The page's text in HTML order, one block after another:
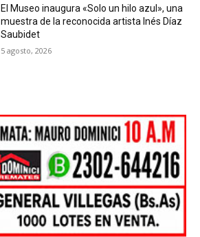
El Museo inaugura «Solo un hilo azul», una
muestra de la reconocida artista Inés Díaz
Saubidet
5 agosto, 2026